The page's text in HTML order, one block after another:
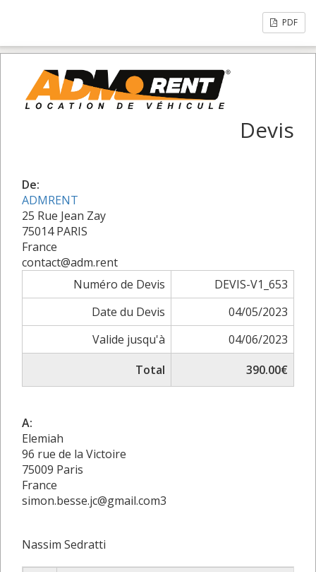
PDF
Devis
De:
ADMRENT
25 Rue Jean Zay
75014 PARIS
France
contact@adm.rent
Numéro de Devis
DEVIS-V1_653
Date du Devis
04/05/2023
Valide jusqu'à
04/06/2023
Total
390.00€
A:
Elemiah
96 rue de la Victoire
75009 Paris
France
simon.besse.jc@gmail.com3
Nassim Sedratti